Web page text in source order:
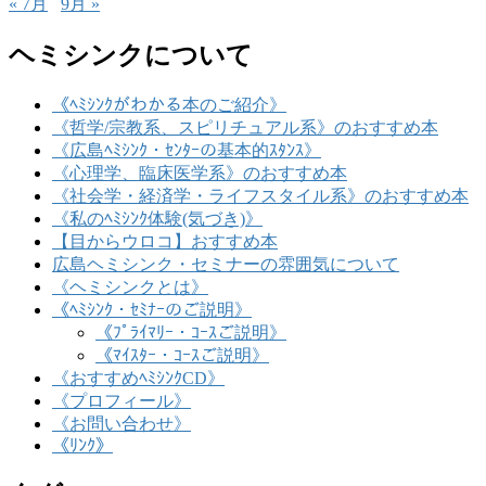
« 7月 9月 »
ヘミシンクについて
《ﾍﾐｼﾝｸがわかる本のご紹介》
《哲学/宗教系、スピリチュアル系》のおすすめ本
《広島ﾍﾐｼﾝｸ・ｾﾝﾀｰの基本的ｽﾀﾝｽ》
《心理学、臨床医学系》のおすすめ本
《社会学・経済学・ライフスタイル系》のおすすめ本
《私のﾍﾐｼﾝｸ体験(気づき)》
【目からウロコ】おすすめ本
広島ヘミシンク・セミナーの雰囲気について
《ヘミシンクとは》
《ﾍﾐｼﾝｸ・ｾﾐﾅｰのご説明》
《ﾌﾟﾗｲﾏﾘｰ・ｺｰｽご説明》
《ﾏｲｽﾀｰ・ｺｰｽご説明》
《おすすめﾍﾐｼﾝｸCD》
《プロフィール》
《お問い合わせ》
《ﾘﾝｸ》